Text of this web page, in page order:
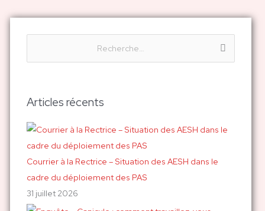
e
h
r
c
h
e
r
Articles récents
Courrier à la Rectrice – Situation des AESH dans le
cadre du déploiement des PAS
31 juillet 2026